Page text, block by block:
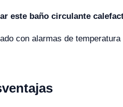
este baño circulante
con alarmas de